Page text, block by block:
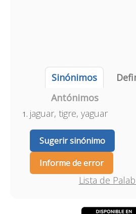
Sinónimos
Antónimos
jaguar, tigre, yaguar
Sugerir sinónimo
Informe de error
Lista de